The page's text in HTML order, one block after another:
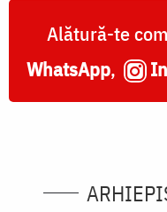
Alătură-te
WhatsApp,